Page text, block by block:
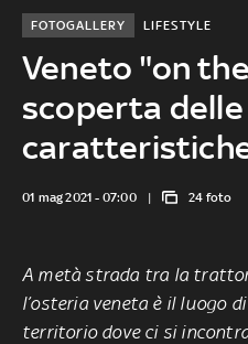
Veneto "on
scoperta
LIFESTYLE
FOTOGALLERY
01 mag 2021 - 07:00 24 foto
A metà strada tra la
l’osteria veneta è il luogo
territorio dove ci si